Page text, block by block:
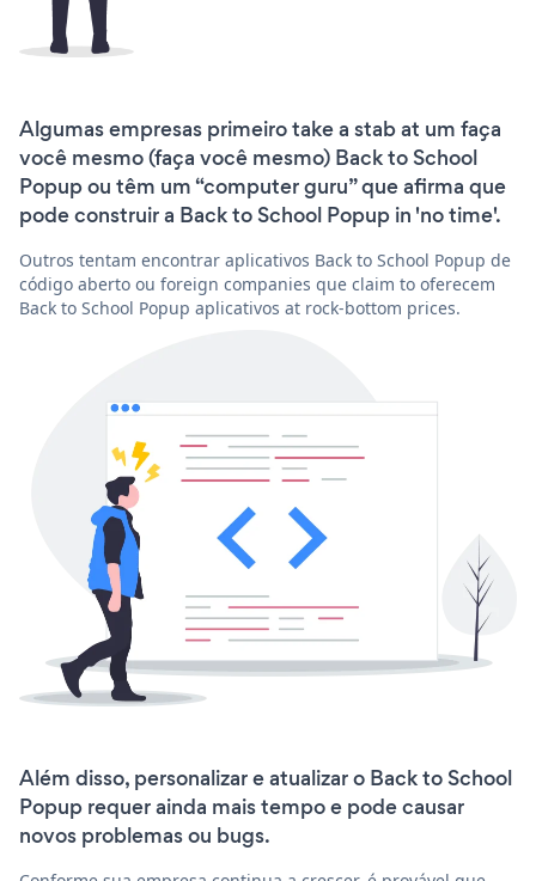
Algumas empresas primeiro take a stab at um faça
você mesmo (faça você mesmo) Back to School
Popup ou têm um “computer guru” que afirma que
pode construir a Back to School Popup in 'no time'.
Outros tentam encontrar aplicativos Back to School Popup de
código aberto ou foreign companies que claim to oferecem
Back to School Popup aplicativos at rock-bottom prices.
Além disso, personalizar e atualizar o Back to School
Popup requer ainda mais tempo e pode causar
novos problemas ou bugs.